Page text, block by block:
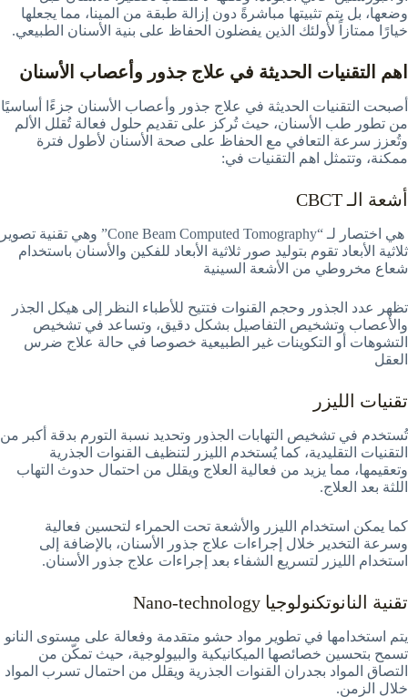
وضعها، بل يتم تثبيتها مباشرةً دون إزالة طبقة من المينا، مما يجعلها
خيارًا ممتازاً لأولئك الذين يفضلون الحفاظ على بنية الأسنان الطبيعي.
اهم التقنيات الحديثة في علاج جذور وأعصاب الأسنان
أصبحت التقنيات الحديثة في علاج جذور وأعصاب الأسنان جزءًا أساسيًا
من تطور طب الأسنان، حيث تُركز على تقديم حلول فعالة تُقلل الألم
وتُعزز سرعة التعافي مع الحفاظ على صحة الأسنان لأطول فترة
ممكنة، وتتمثل اهم التقنيات في:
أشعة الـ CBCT
هي اختصار لـ
“Cone Beam Computed Tomography” وهي تقنية تصوير
ثلاثية الأبعاد تقوم بتوليد صور ثلاثية الأبعاد للفكين والأسنان باستخدام
شعاع مخروطي من الأشعة السينية
تظهر عدد الجذور وحجم القنوات فتتيح للأطباء النظر إلى هيكل الجذر
والأعصاب وتشخيص التفاصيل بشكل دقيق، وتساعد في تشخيص
التشوهات أو التكوينات غير الطبيعية خصوصا في حالة علاج ضرس
العقل
تقنيات الليزر
تُستخدم في تشخيص التهابات الجذور وتحديد نسبة التورم بدقة أكبر من
التقنيات التقليدية، كما يُستخدم الليزر لتنظيف القنوات الجذرية
وتعقيمها، مما يزيد من فعالية العلاج ويقلل من احتمال حدوث التهاب
اللثة بعد العلاج.
كما يمكن استخدام الليزر والأشعة تحت الحمراء لتحسين فعالية
وسرعة التخدير خلال إجراءات علاج جذور الأسنان، بالإضافة إلى
استخدام الليزر لتسريع الشفاء بعد إجراءات علاج جذور الأسنان.
تقنية النانوتكنولوجيا Nano-technology
يتم استخدامها في تطوير مواد حشو متقدمة وفعالة على مستوى النانو
تسمح بتحسين خصائصها الميكانيكية والبيولوجية، حيث تمكّن من
التصاق المواد بجدران القنوات الجذرية ويقلل من احتمال تسرب المواد
خلال الزمن.